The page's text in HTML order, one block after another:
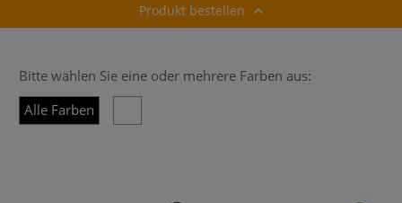
Produkt bestellen
Bitte wählen Sie eine oder mehrere Farben aus:
Alle Farben